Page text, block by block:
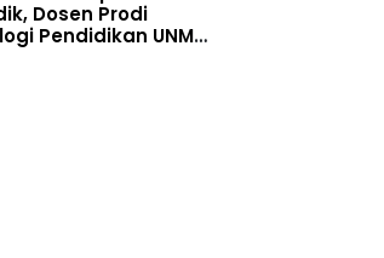
Dosen Prodi
Pendidikan UNM